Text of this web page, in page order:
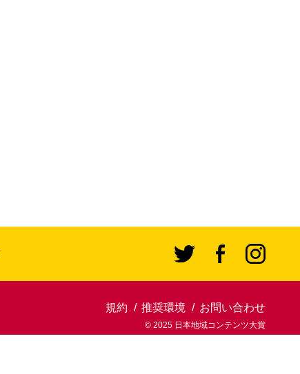
規約 推奨環境 お問い合わせ
© 2025 日本地域コンテンツ大賞